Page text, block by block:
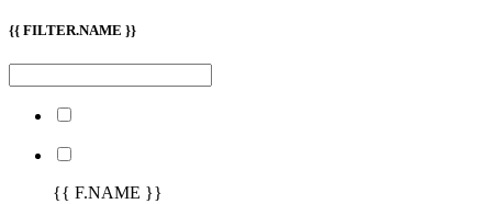
{{ FILTER.NAME }}
{{ F.NAME }}